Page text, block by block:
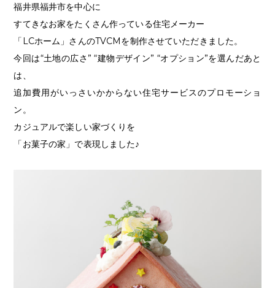
福井県福井市を中心に
すてきなお家をたくさん作っている住宅メーカー
「LCホーム」さんのTVCMを制作させていただきました。
今回は“土地の広さ” “建物デザイン” “オプション”を選んだあと
は、
追加費用がいっさいかからない住宅サービスのプロモーショ
ン。
カジュアルで楽しい家づくりを
「お菓子の家」で表現しました♪